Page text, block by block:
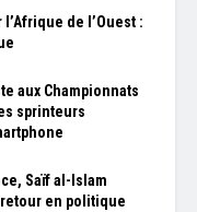
de l’Ouest :
aux Championnats
sprinteurs
Saïf al-Islam
en politique